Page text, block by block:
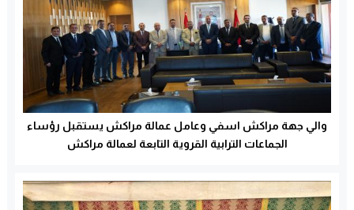
والي جهة مراكش اسفي وعامل عمالة مراكش يستقبل رؤساء
الجماعات الترابية القروية التابعة لعمالة مراكش